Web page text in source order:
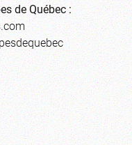
de Québec :